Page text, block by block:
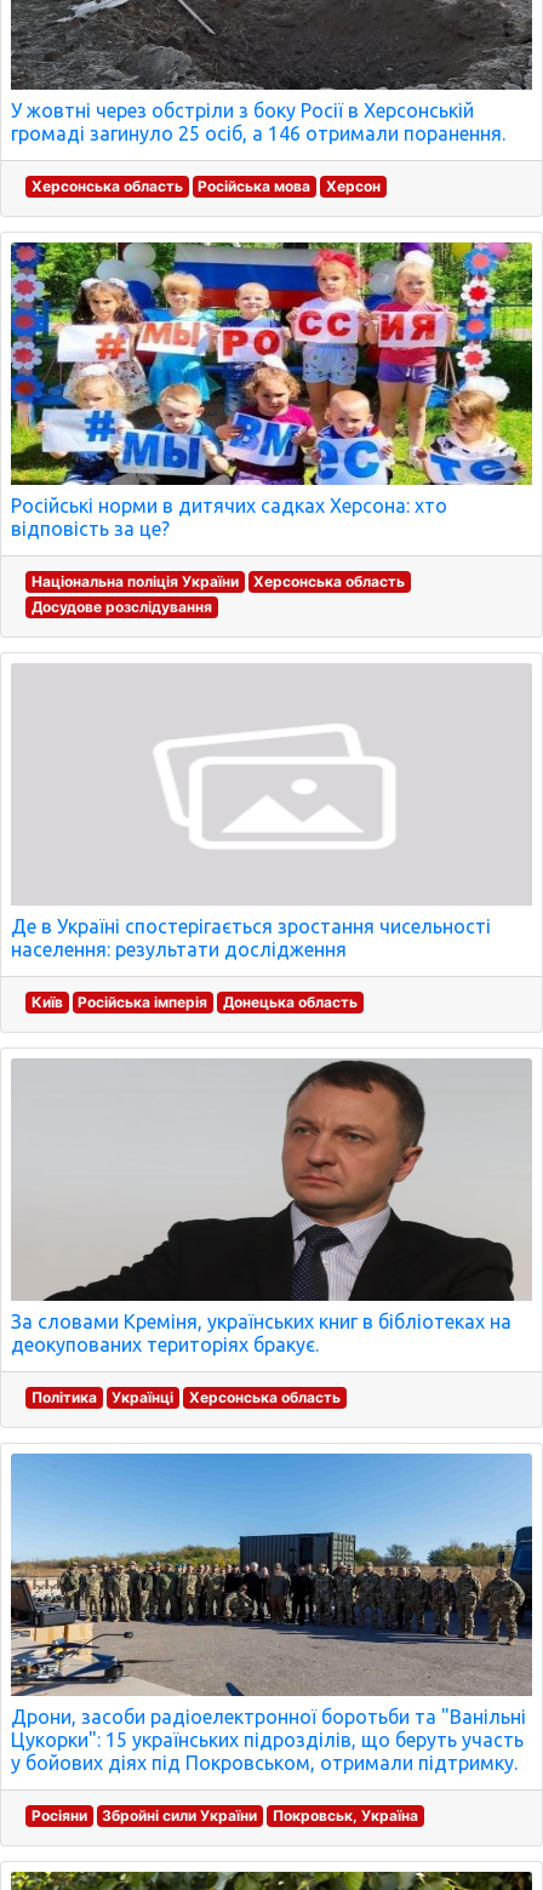
У жовтні через обстріли з боку Росії в Херсонській
громаді загинуло 25 осіб, а 146 отримали поранення.
Херсонська область Російська мова Херсон
Російські норми в дитячих садках Херсона: хто
відповість за це?
Національна поліція України
Херсонська область
Досудове розслідування
Де в Україні спостерігається зростання чисельності
населення: результати дослідження
Київ Російська імперія Донецька область
За словами Креміня, українських книг в бібліотеках на
деокупованих територіях бракує.
Політика Українці Херсонська область
Дрони, засоби радіоелектронної боротьби та "Ванільні
Цукорки": 15 українських підрозділів, що беруть участь
у бойових діях під Покровськом, отримали підтримку.
Росіяни Збройні сили України Покровськ, Україна